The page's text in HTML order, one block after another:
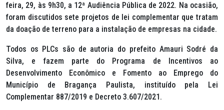
feira, 29, às 9h30, a 12ª Audiência Pública de 2022. Na ocasião,
foram discutidos sete projetos de lei complementar que tratam
da doação de terreno para a instalação de empresas na cidade.
Todos os PLCs são de autoria do prefeito Amauri Sodré da
Silva, e fazem parte do Programa de Incentivos ao
Desenvolvimento Econômico e Fomento ao Emprego do
Município de Bragança Paulista, instituído pela Lei
Complementar 887/2019 e Decreto 3.607/2021.